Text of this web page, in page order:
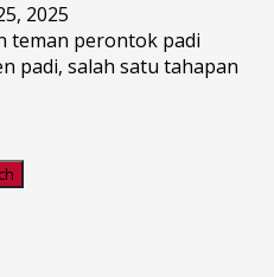
2025
teman perontok padi
padi, salah satu tahapan